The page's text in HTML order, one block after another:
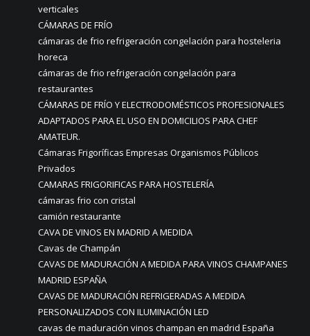
verticales
CÁMARAS DE FRÍO
cámaras de frio refrigeración congelación para hosteleria
horeca
cámaras de frio refrigeración congelación para
restaurantes
CÁMARAS DE FRÍO Y ELECTRODOMÉSTICOS PROFESIONALES
ADAPTADOS PARA EL USO EN DOMICILIOS PARA CHEF
AMATEUR.
Cámaras Frigoríficas Empresas Organismos Públicos
Privados
CAMARAS FRIGORIFICAS PARA HOSTELERÍA
cámaras frio con cristal
camión restaurante
CAVA DE VINOS EN MADRID A MEDIDA
Cavas de Champán
CAVAS DE MADURACIÓN A MEDIDA PARA VINOS CHAMPANES
MADRID ESPAÑA
CAVAS DE MADURACIÓN REFRIGERADAS A MEDIDA
PERSONALIZADOS CON ILUMINACIÓN LED
cavas de maduración vinos champan en madrid España